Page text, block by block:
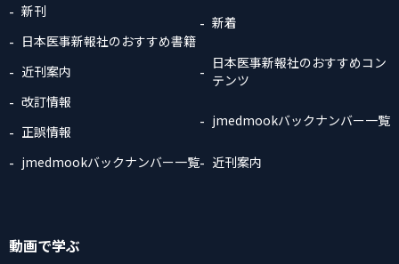
新刊
日本医事新報社のおすすめ書籍
近刊案内
改訂情報
正誤情報
jmedmookバックナンバー一覧
新着
日本医事新報社のおすすめコン
テンツ
jmedmookバックナンバー一覧
近刊案内
動画で学ぶ